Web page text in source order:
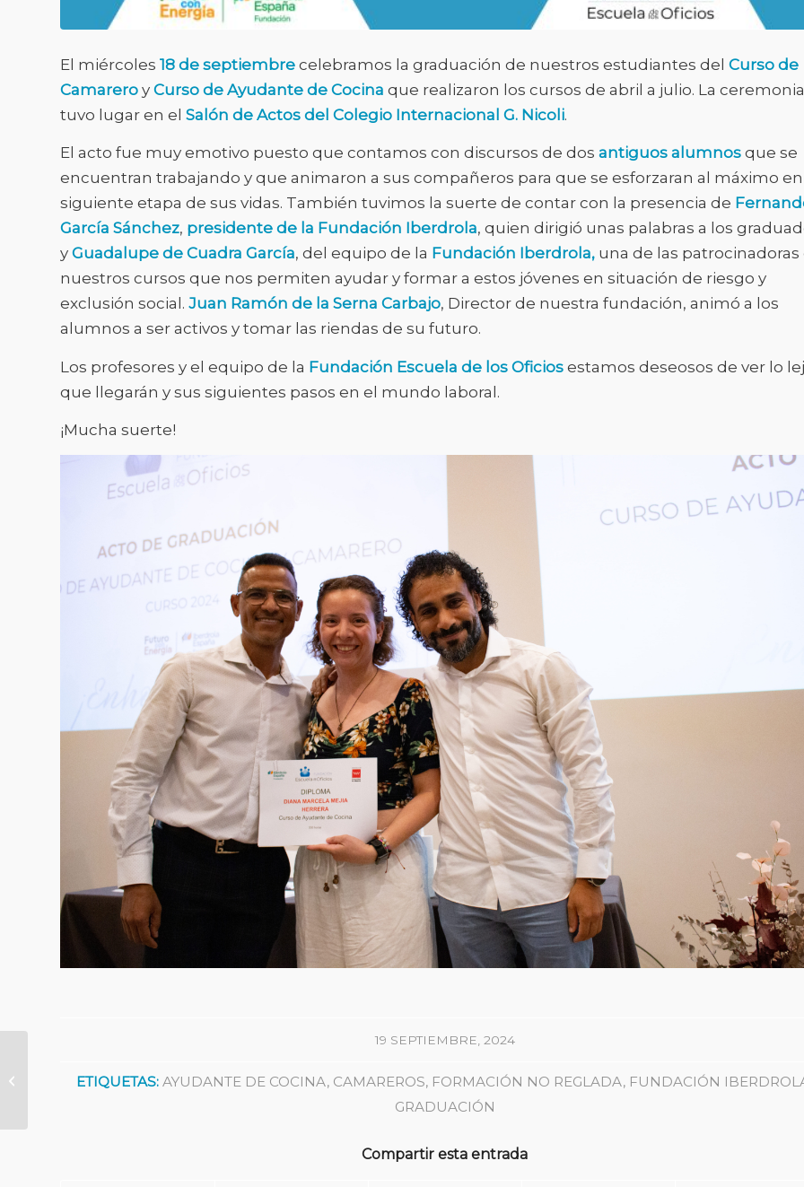
El miércoles 18 de septiembre celebramos la graduación de nuestros estudiantes del Curso de
Camarero y Curso de Ayudante de Cocina que realizaron los cursos de abril a julio. La ceremonia
tuvo lugar en el Salón de Actos del Colegio Internacional G. Nicoli.
El acto fue muy emotivo puesto que contamos con discursos de dos antiguos alumnos que se
encuentran trabajando y que animaron a sus compañeros para que se esforzaran al máximo
siguiente etapa de sus vidas. También tuvimos la suerte de contar con la presencia de
García Sánchez, presidente de la Fundación Iberdrola, quien dirigió unas palabras a los
y Guadalupe de Cuadra García, del equipo de la Fundación Iberdrola, una de las patrocinadoras
nuestros cursos que nos permiten ayudar y formar a estos jóvenes en situación de riesgo y
exclusión social. Juan Ramón de la Serna Carbajo, Director de nuestra fundación, animó a los
alumnos a ser activos y tomar las riendas de su futuro.
Los profesores y el equipo de la Fundación Escuela de los Oficios estamos deseosos de ver lo
que llegarán y sus siguientes pasos en el mundo laboral.
¡Mucha suerte!
19 SEPTIEMBRE, 2024
ETIQUETAS: AYUDANTE DE COCINA, CAMAREROS, FORMACIÓN NO REGLADA, FUNDACIÓN
GRADUACIÓN
Compartir esta entrada